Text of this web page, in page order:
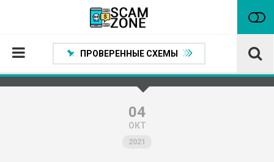
Проверенные способы заработка
ПРОВЕРЕННЫЕ СХЕМЫ
04
ОКТ
2021